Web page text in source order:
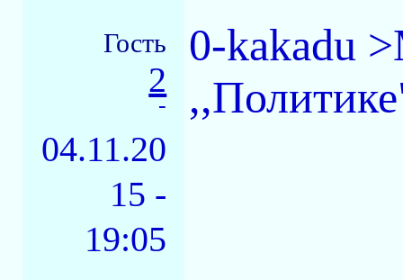
Гость
2
-
04.11.20
15 -
19:05
0-kakadu